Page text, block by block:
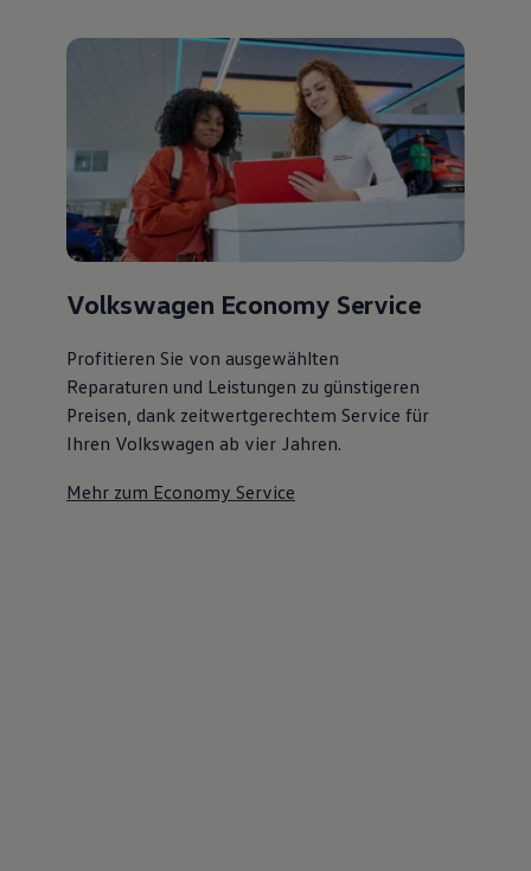
Volkswagen Economy Service
Profitieren Sie von ausgewählten
Reparaturen und Leistungen zu günstigeren
Preisen, dank zeitwertgerechtem Service für
Ihren Volkswagen ab vier Jahren.
Mehr zum Economy Service